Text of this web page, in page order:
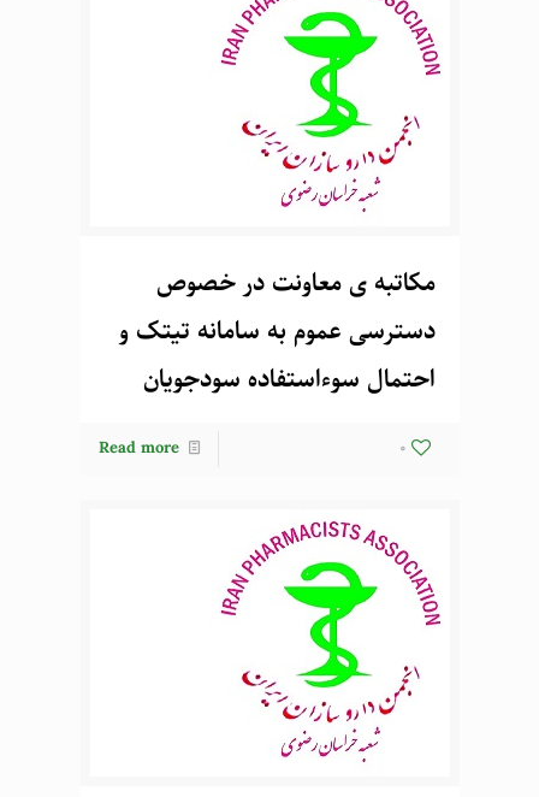
مکاتبه ی معاونت در خصوص
دسترسی عموم به سامانه تیتک و
احتمال سوءاستفاده سودجویان
0
Read more